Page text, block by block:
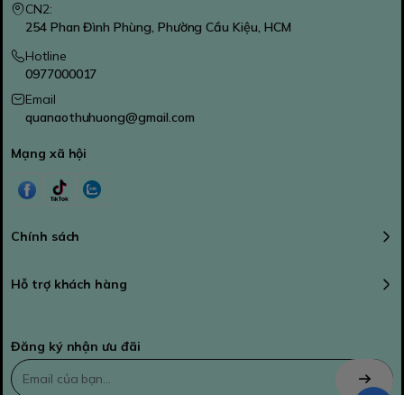
CN2:
254 Phan Đình Phùng, Phường Cầu Kiệu, HCM
Hotline
0977000017
Email
quanaothuhuong@gmail.com
Mạng xã hội
Chính sách
Hỗ trợ khách hàng
Đăng ký nhận ưu đãi